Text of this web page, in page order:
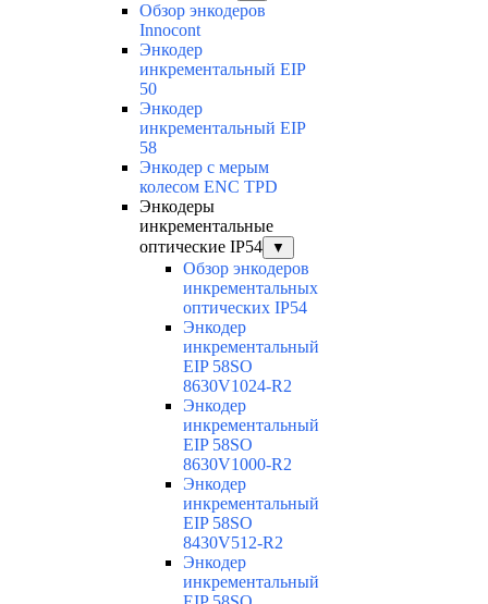
Обзор энкодеров
Innocont
Энкодер
инкрементальный EIP
50
Энкодер
инкрементальный EIP
58
Энкодер с мерым
колесом ENC TPD
Энкодеры
инкрементальные
оптические IP54
▼
Обзор энкодеров
инкрементальных
оптических IP54
Энкодер
инкрементальный
EIP 58SO
8630V1024-R2
Энкодер
инкрементальный
EIP 58SO
8630V1000-R2
Энкодер
инкрементальный
EIP 58SO
8430V512-R2
Энкодер
инкрементальный